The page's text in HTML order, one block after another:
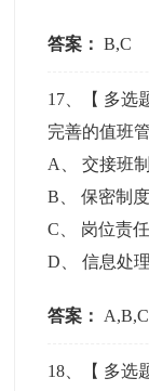
答案： B,C
17 、【 多选
完善的值班
A
、交接班
B 、保密制度
C
岗位责
D 、信息处
答案：
18 、【 多选